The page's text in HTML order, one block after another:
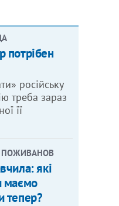
потрібен
російську
треба зараз
її
які
маємо
тепер?